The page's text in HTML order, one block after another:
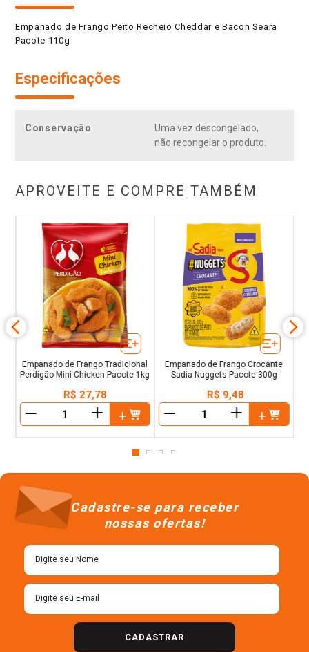
Empanado de Frango Peito Recheio Cheddar e Bacon Seara
Pacote 110g
Especificações
Conservação
Uma vez descongelado,
não recongelar o produto.
APROVEITE E COMPRE TAMBÉM
Empanado de Frango Tradicional
Perdigão Mini Chicken Pacote 1kg
R$ 27,78
＋
Empanado de Frango Crocante
Sadia Nuggets Pacote 300g
R$ 9,48
＋
Cadastre-se para receber
nossas ofertas!
CADASTRAR